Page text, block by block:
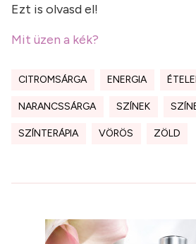
Ezt is olvasd el!
Mit üzen a kék?
CITROMSÁRGA ENERGIA
NARANCSSÁRGA SZÍNEK
SZÍNTERÁPIA VÖRÖS ZÖLD